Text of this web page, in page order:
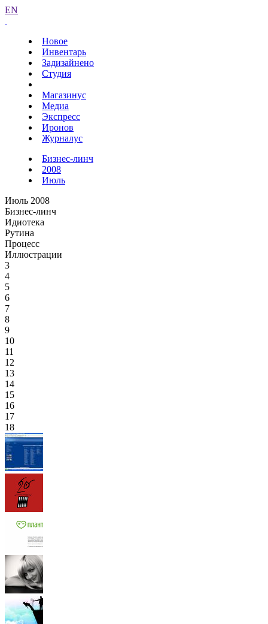
EN
Новое
Инвентарь
Задизайнено
Студия
Магазинус
Медиа
Экспресс
Иронов
Журналус
Бизнес-линч
2008
Июль
Июль 2008
Бизнес-линч
Идиотека
Рутина
Процесс
Иллюстрации
3
4
5
6
7
8
9
10
11
12
13
14
15
16
17
18